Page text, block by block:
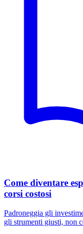
Come diventare
corsi costosi
Padroneggia gli
gli strumenti giusti, non